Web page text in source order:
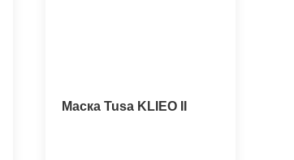
Маска Tusa KLIEO II